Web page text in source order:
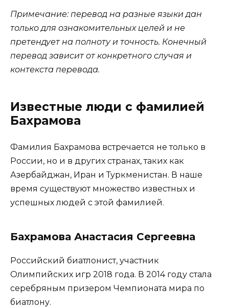
Примечание: перевод на разные языки дан
только для ознакомительных целей и не
претендует на полноту и точность. Конечный
перевод зависит от конкретного случая и
контекста перевода.
Известные люди с фамилией
Бахрамова
Фамилия Бахрамова встречается не только в
России, но и в других странах, таких как
Азербайджан, Иран и Туркменистан. В наше
время существуют множество известных и
успешных людей с этой фамилией.
Бахрамова Анастасия Сергеевна
Российский биатлонист, участник
Олимпийских игр 2018 года. В 2014 году стала
серебряным призером Чемпионата мира по
биатлону.